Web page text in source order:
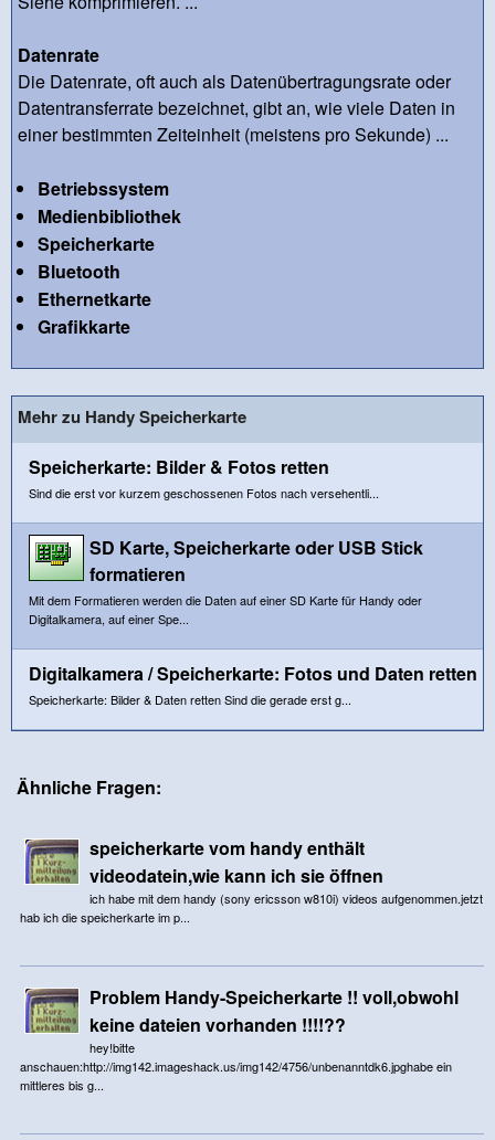
Datenrate
Die Datenrate, oft auch als Datenübertragungsrate oder
Datentransferrate bezeichnet, gibt an, wie viele Daten in
einer bestimmten Zeiteinheit (meistens pro Sekunde) ...
Betriebssystem
Medienbibliothek
Speicherkarte
Bluetooth
Ethernetkarte
Grafikkarte
Mehr zu Handy Speicherkarte
Speicherkarte: Bilder & Fotos retten
Sind die erst vor kurzem geschossenen Fotos nach versehentli...
SD Karte, Speicherkarte oder USB Stick
formatieren
Mit dem Formatieren werden die Daten auf einer SD Karte für Handy oder
Digitalkamera, auf einer Spe...
Digitalkamera / Speicherkarte: Fotos und Daten retten
Speicherkarte: Bilder & Daten retten Sind die gerade erst g...
Ähnliche Fragen:
speicherkarte vom handy enthält
videodatein,wie kann ich sie öffnen
ich habe mit dem handy (sony ericsson w810i) videos aufgenommen.jetzt
hab ich die speicherkarte im p...
Problem Handy-Speicherkarte !! voll,obwohl
keine dateien vorhanden !!!!??
hey!bitte
anschauen:http://img142.imageshack.us/img142/4756/unbenanntdk6.jpghabe ein
mittleres bis g...